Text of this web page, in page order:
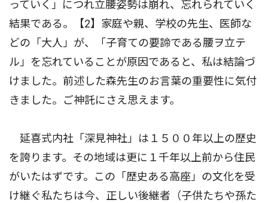
っていく」につれ立腰姿勢は崩れ、忘れられていく
結果である。【2】家庭や親、学校の先生、医師な
どの「大人」が、「子育ての要諦である腰ヲ立テ
ル」を忘れていることが原因であると、私は結論づ
けました。前述した森先生のお言葉の重要性に気付
きました。ご神託にさえ思えます。
延喜式内社「深見神社」は１５００年以上の歴史
を誇ります。その地域は更に１千年以上前から住民
がいたはずです。この「歴史ある高座」の文化を受
け継ぐ私たちは今、正しい後継者（子供たちや孫た